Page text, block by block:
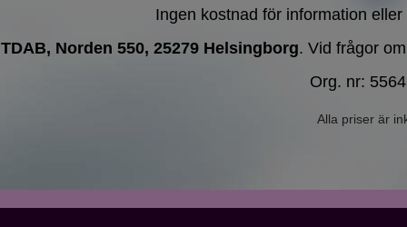
Ingen kostnad för information
TDAB, Norden 550, 25279 Helsingborg. Vid frågor
Org. nr:
Alla priser är